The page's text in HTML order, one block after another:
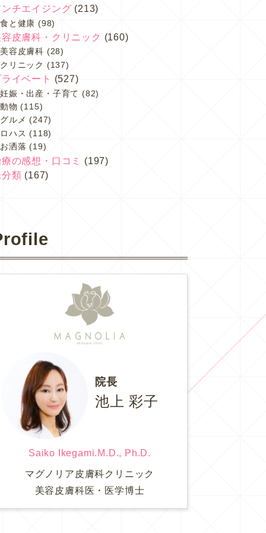
チエイジング (213)
食と健康 (98)
皮膚科・クリニック (160)
美容皮膚科 (28)
クリニック (137)
イベート (527)
妊娠・出産・子育て (82)
動物 (115)
グルメ (247)
ロハス (118)
お洒落 (19)
の感想・口コミ
(197)
類 (167)
院長
池上 彩子
Saiko Ikegami.M.D., Ph.D.
マグノリア皮膚科クリニック
美容皮膚科医・医学博士